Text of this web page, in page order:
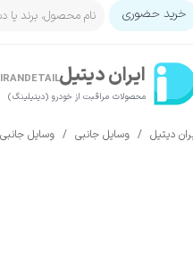
ایران‌ دیتیل
محصولات مراقبت از خودرو (دیتیلینگ)​​​​​​​
IRANDETAIL
حساب کاربری من
تغییر گذر واژه
خرید حضوری
دیتیل وسایل جانبی وسایل